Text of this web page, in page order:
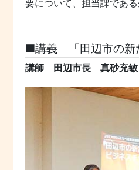
要について、担当課であ
■講義 「田辺市の新
講師 田辺市長 真砂充敏